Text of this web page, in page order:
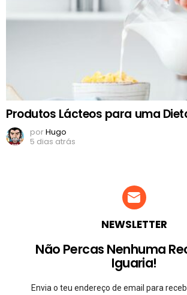
Produtos Lácteos para uma
porHugo
5 dias atrás
NEWSLETTER
Não Percas Nenhuma
Iguaria!
Envia o teu endereço de email para